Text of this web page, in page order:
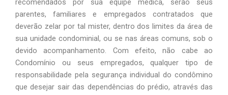
parentes, familiares e empregados contratados que
deverão zelar por tal mister, dentro dos limites da área de
sua unidade condominial, ou se nas áreas comuns, sob o
devido acompanhamento. Com efeito, não cabe ao
Condomínio ou seus empregados, qualquer tipo de
responsabilidade pela segurança individual do condômino
que desejar sair das dependências do prédio, através das